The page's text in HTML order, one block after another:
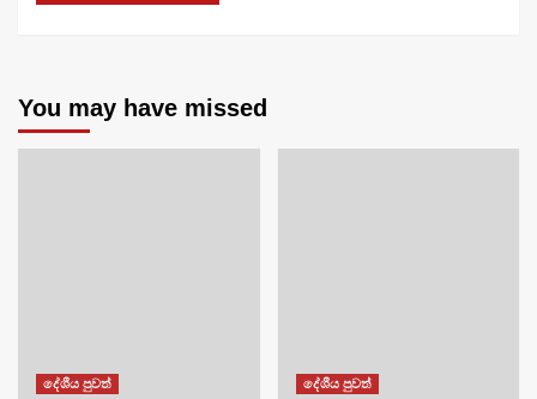
You may have missed
දේශීය පුවත් දේශීය පුවත්